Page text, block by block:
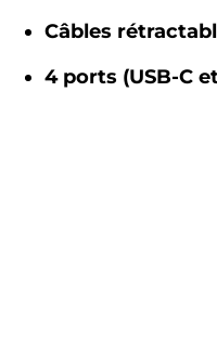
Câbles
4 ports (USB-C